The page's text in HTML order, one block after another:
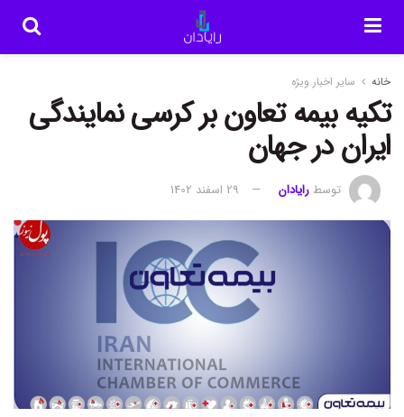
خانه سایر اخبار ویژه
تکیه بیمه تعاون بر کرسی نمایندگی
ایران در جهان
توسطرایادان 29 اسفند 1402